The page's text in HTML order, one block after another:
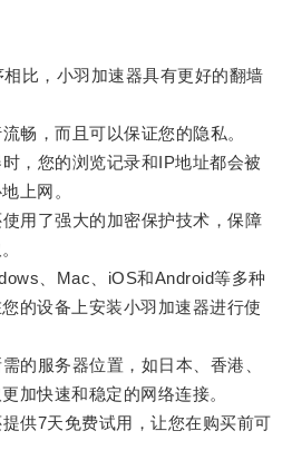
，小羽加速器具有更好的翻墙
，而且可以保证您的隐私。
您的浏览记录和IP地址都会被
上网。
了强大的加密保护技术，保障
、Mac、iOS和Android等多种
的设备上安装小羽加速器进行使
服务器位置，如日本、香港、
加快速和稳定的网络连接。
7天免费试用，让您在购买前可